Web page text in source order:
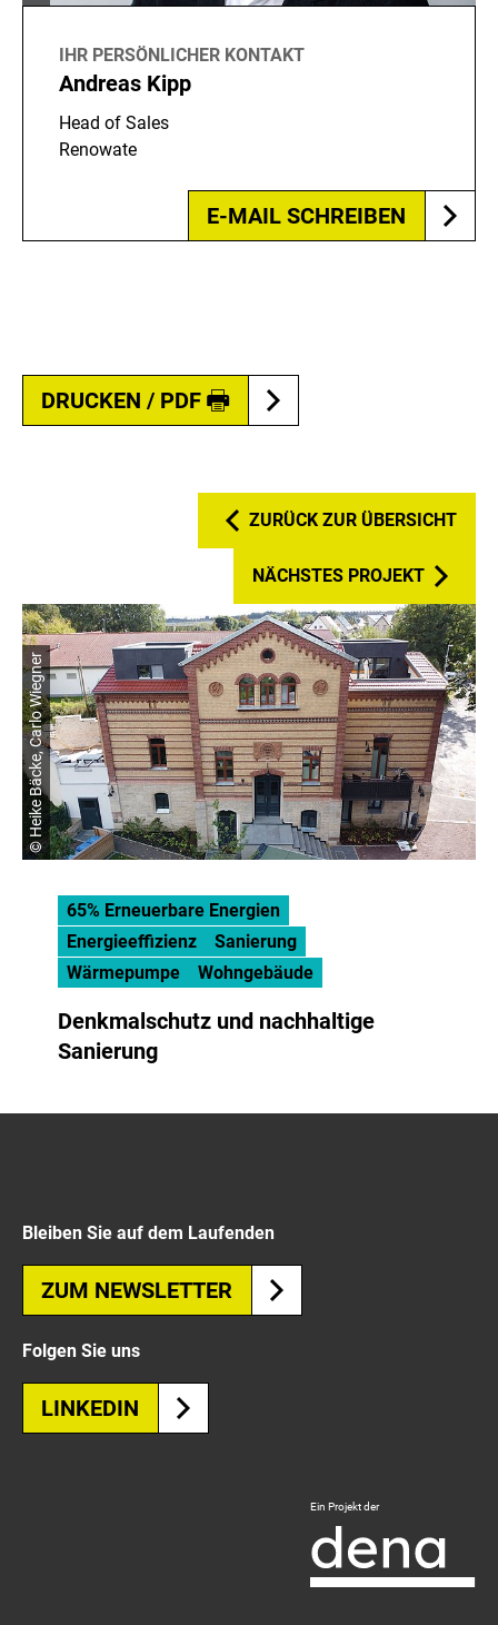
IHR PERSÖNLICHER KONTAKT
Andreas Kipp
Head of Sales
Renowate
E-MAIL SCHREIBEN
DRUCKEN / PDF
ZURÜCK ZUR ÜBERSICHT
NÄCHSTES PROJEKT
© Heike Bäcke, Carlo Wiegner
65% Erneuerbare Energien
Energieeffizienz
Sanierung
Wärmepumpe
Wohngebäude
Denkmalschutz und nachhaltige
Sanierung
Bleiben Sie auf dem Laufenden
ZUM NEWSLETTER
Folgen Sie uns
LINKEDIN
Logo
Deutsche
Energie-
Agentur
Ein Projekt der